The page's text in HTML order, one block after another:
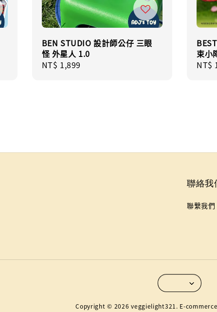
BEN STUDIO 設計師公仔 三眼
怪 外星人 1.0
Regular
NT$ 1,899
束小
NT$
聯絡我
聯繫我們
Copyright © 2026 veggielight321. E-commerce